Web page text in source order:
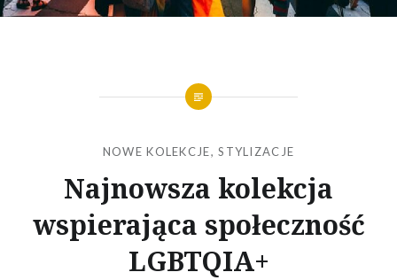
NOWE KOLEKCJE,STYLIZACJE
Najnowsza kolekcja
wspierająca społeczność
LGBTQIA+